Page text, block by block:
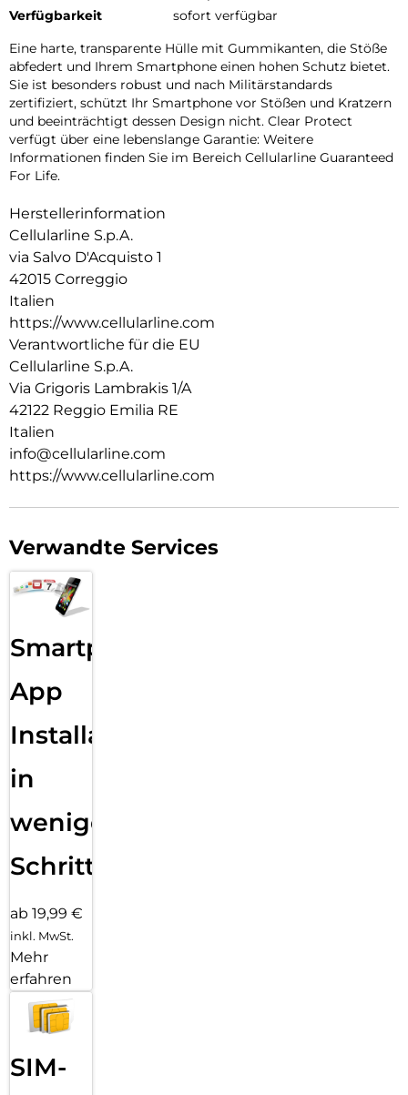
Verfügbarkeit
sofort verfügbar
Eine harte, transparente Hülle mit Gummikanten, die Stöße
abfedert und Ihrem Smartphone einen hohen Schutz bietet.
Sie ist besonders robust und nach Militärstandards
zertifiziert, schützt Ihr Smartphone vor Stößen und Kratzern
und beeinträchtigt dessen Design nicht. Clear Protect
verfügt über eine lebenslange Garantie: Weitere
Informationen finden Sie im Bereich Cellularline Guaranteed
For Life.
Herstellerinformation
Cellularline S.p.A.
via Salvo D'Acquisto 1
42015 Correggio
Italien
https://www.cellularline.com
Verantwortliche für die EU
Cellularline S.p.A.
Via Grigoris Lambrakis 1/A
42122 Reggio Emilia RE
Italien
info@cellularline.com
https://www.cellularline.com
Verwandte Services
Smartphone
App
Installation
in
wenigen
Schritten
ab 19,99 €
inkl. MwSt.
Mehr
erfahren
SIM-